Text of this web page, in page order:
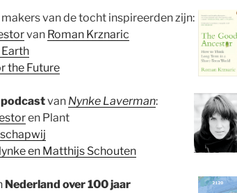
van de tocht inspireerden zijn:
van Roman Krznaric
the Future
podcastvan Nynke Laverman:
en Plant
en Matthijs Schouten
Nederland over 100 jaar